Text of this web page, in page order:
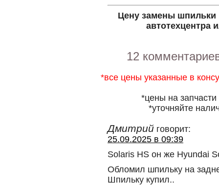
Цену замены шпильки
автотехцентра
12
*все цены указанные в
*цены на
*уточняйте
Дмитрий говорит:
25.09.2025 в 09:39
Solaris HS он же Hyundai
Обломил шпильку на
Шпильку купил..